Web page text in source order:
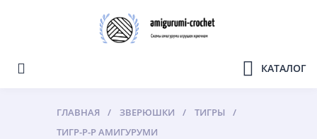
КАТАЛОГ
ГЛАВНАЯ ЗВЕРЮШКИ
ТИГРЫ
ТИГР-Р-Р АМИГУРУМИ